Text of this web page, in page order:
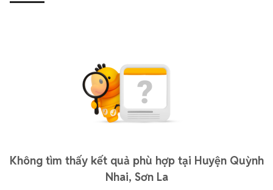
Không tìm thấy kết quả phù hợp tại Huyện Quỳnh
Nhai, Sơn La